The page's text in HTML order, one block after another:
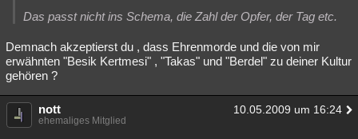
Das passt nicht ins Schema, die Zahl der Opfer, der Tag etc.
Demnach akzeptierst du , dass Ehrenmorde und die von mir
erwähnten "Besik Kertmesi" , "Takas" und "Berdel" zu deiner Kultur
gehören ?
nott 10.05.2009 um 16:24
ehemaliges Mitglied